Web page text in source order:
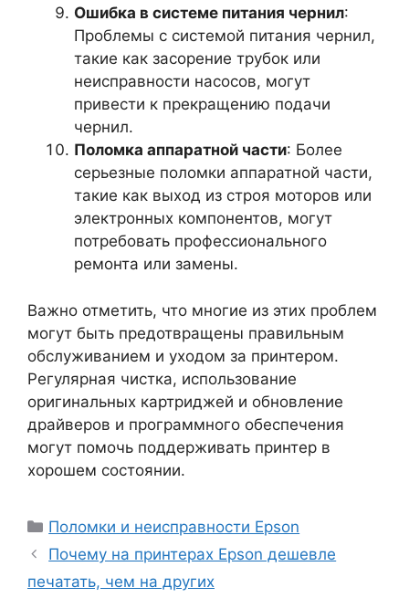
Ошибка в системе питания чернил:
Проблемы с системой питания чернил,
такие как засорение трубок или
неисправности насосов, могут
привести к прекращению подачи
чернил.
Поломка аппаратной части: Более
серьезные поломки аппаратной части,
такие как выход из строя моторов или
электронных компонентов, могут
потребовать профессионального
ремонта или замены.
Важно отметить, что многие из этих проблем
могут быть предотвращены правильным
обслуживанием и уходом за принтером.
Регулярная чистка, использование
оригинальных картриджей и обновление
драйверов и программного обеспечения
могут помочь поддерживать принтер в
хорошем состоянии.
Рубрики
Поломки и неисправности Epson
Почему на принтерах Epson дешевле
печатать, чем на других